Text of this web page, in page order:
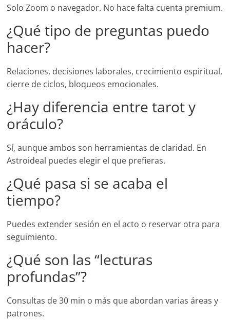
Solo Zoom o navegador. No hace falta cuenta premium.
¿Qué tipo de preguntas puedo
hacer?
Relaciones, decisiones laborales, crecimiento espiritual,
cierre de ciclos, bloqueos emocionales.
¿Hay diferencia entre tarot y
oráculo?
Sí, aunque ambos son herramientas de claridad. En
Astroideal puedes elegir el que prefieras.
¿Qué pasa si se acaba el
tiempo?
Puedes extender sesión en el acto o reservar otra para
seguimiento.
¿Qué son las “lecturas
profundas”?
Consultas de 30 min o más que abordan varias áreas y
patrones.